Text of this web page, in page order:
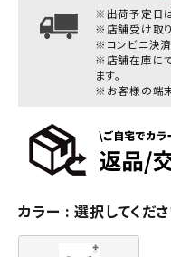
※出荷予定日は
※店舗受け取
※コンビニ決
※店舗在庫に
ます。
※お客様の端
カラー 選択してくだ